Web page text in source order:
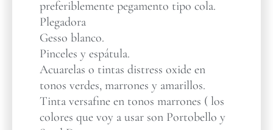
preferiblemente pegamento tipo cola.
Plegadora
Gesso blanco.
Pinceles y espátula.
Acuarelas o tintas distress oxide en
tonos verdes, marrones y amarillos.
Tinta versafine en tonos marrones ( los
colores que voy a usar son Portobello y